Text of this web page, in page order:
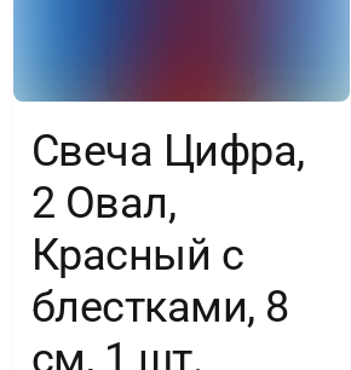
Свеча Цифра,
2 Овал,
Красный с
блестками, 8
см, 1 шт.